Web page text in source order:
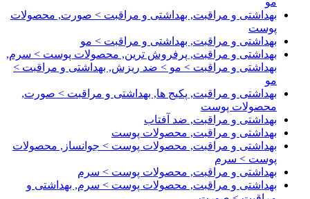
بهداشتی و مراقبت, بهداشتی و مراقبت > صورت, محصولات
پوست
بهداشتی و مراقبت, بهداشتی و مراقبت > مو
بهداشتی و مراقبت, پرفروش ترین, محصولات پوست > سرم,
بهداشتی و مراقبت > مو > ضد ریزش, بهداشتی و مراقبت >
مو
بهداشتی و مراقبت, پکیج ها, بهداشتی و مراقبت > صورت,
محصولات پوست
بهداشتی و مراقبت, ضد آفتاب
بهداشتی و مراقبت, محصولات پوست
بهداشتی و مراقبت, محصولات پوست > جوانساز, محصولات
پوست > سرم
بهداشتی و مراقبت, محصولات پوست > سرم
بهداشتی و مراقبت, محصولات پوست > سرم, بهداشتی و